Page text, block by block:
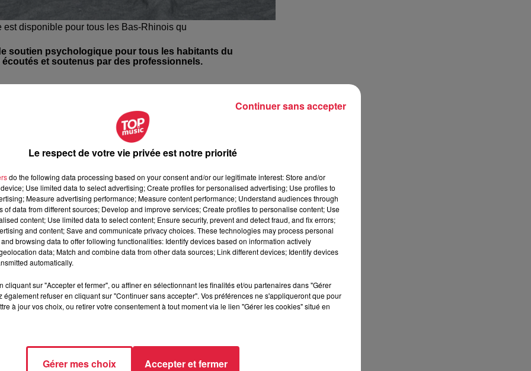
disponible pour tous les Bas-Rhinois qu
soutien psychologique pour tous les habitants du
et soutenus par des professionnels.
qui peut être particulièrement anxiogène,
soutien à l’ensemble des appelants qui en ressentent le
et répondront aux Bas-Rhinois.
de 10h à 22h et les samedis et dimanches de 10h à
qui en ressentent le besoin peuvent contacter laplateforme
cellule est animée conjointement par le Centre Psychotrauma
Mastelli, et par le Conseil Local en Santé Mentale de
Feltz.
Estelle Burckel
Le respect de votre vie privée est notre priorité
do the following data processing based on your consent and/or our legitimate interest: Store and/or
Use limited data to select advertising; Create profiles for personalised advertising; Use profiles to
Measure advertising performance; Measure content performance; Understand audiences through
of data from different sources; Develop and improve services; Create profiles to personalise content; Use
content; Use limited data to select content; Ensure security, prevent and detect fraud, and fix errors;
and content; Save and communicate privacy choices. These technologies may process personal
browsing data to offer following functionalities: Identify devices based on information actively
data; Match and combine data from other data sources; Link different devices; Identify devices
automatically.
cliquant sur "Accepter et fermer", ou affiner en sélectionnant les finalités et/ou partenaires dans "Gérer
également refuser en cliquant sur "Continuer sans accepter". Vos préférences ne s'appliqueront que pour
à jour vos choix, ou retirer votre consentement à tout moment via le lien "Gérer les cookies" situé en
Gérer mes choix Accepter et fermer
Continuer sans accepter